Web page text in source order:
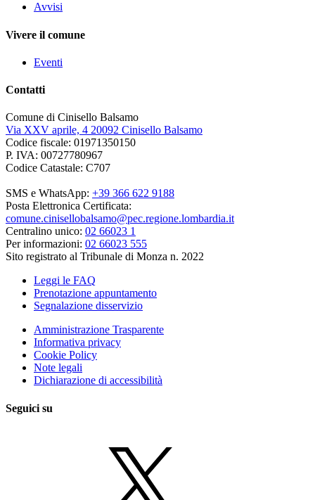
Avvisi
Vivere il comune
Eventi
Contatti
Comune di Cinisello Balsamo
Via XXV aprile, 4 20092 Cinisello Balsamo
Codice fiscale: 01971350150
P. IVA: 00727780967
Codice Catastale: C707
SMS e WhatsApp: +39 366 622 9188
Posta Elettronica Certificata:
comune.cinisellobalsamo@pec.regione.lombardia.it
Centralino unico: 02 66023 1
Per informazioni: 02 66023 555
Sito registrato al Tribunale di Monza n. 2022
Leggi le FAQ
Prenotazione appuntamento
Segnalazione disservizio
Amministrazione Trasparente
Informativa privacy
Cookie Policy
Note legali
Dichiarazione di accessibilità
Seguici su